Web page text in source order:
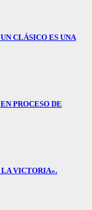
CLÁSICO ES UNA
PROCESO DE
LA VICTORIA».